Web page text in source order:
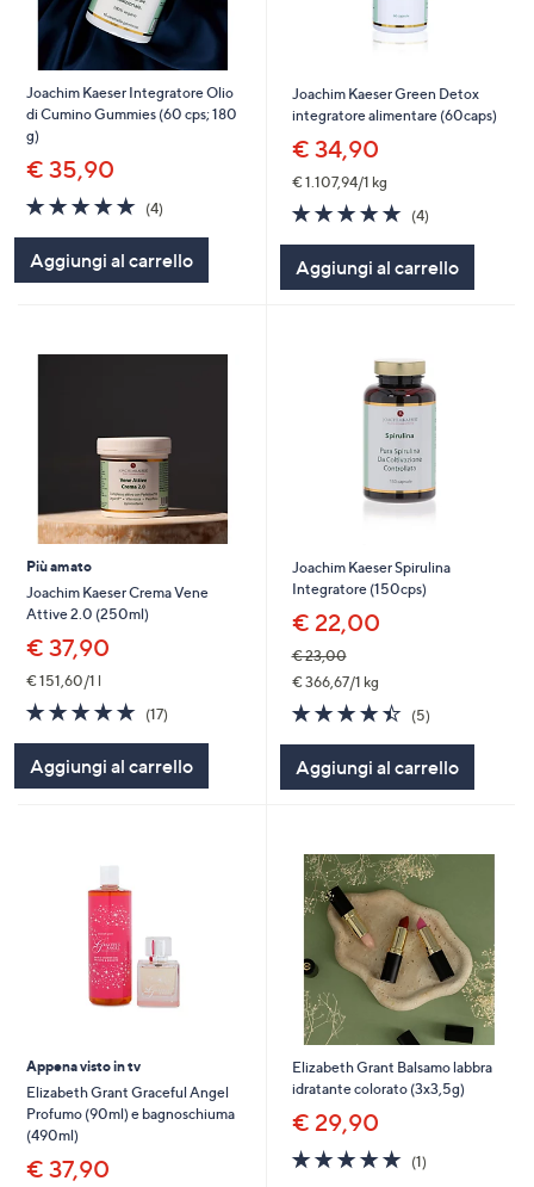
Joachim Kaeser Integratore Olio
di Cumino Gummies (60 cps; 180
g)
€ 35,90
5.0
of
Stars
(4)4
Aggiungi al carrello
Joachim Kaeser Green Detox
integratore alimentare (60caps)
€ 34,90
€ 1.107,94/1 kg
4.8
of
Stars
(4)4
Aggiungi al carrello
Più amato
Joachim Kaeser Crema Vene
Attive 2.0 (250ml)
€ 37,90
€ 151,60/1 l
4.7
of
Stars
(17)17
Aggiungi al carrello
Joachim Kaeser Spirulina
Integratore (150cps)
€ 22,00
€ 23,00
€ 366,67/1 kg
4.4
of
Stars
(5)5
Aggiungi al carrello
Appena visto in tv
Elizabeth Grant Graceful Angel
Profumo (90ml) e bagnoschiuma
(490ml)
€ 37,90
Elizabeth Grant Balsamo labbra
idratante colorato (3x3,5g)
€ 29,90
5.0
of
(1)1